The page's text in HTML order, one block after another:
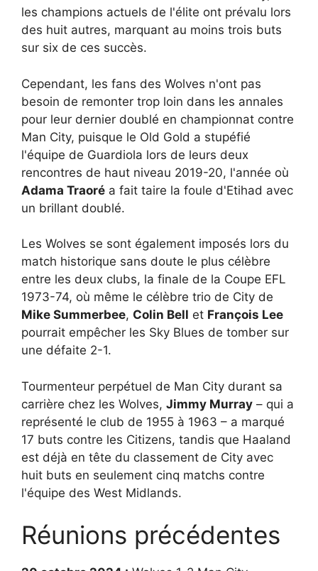
les champions actuels de l'élite ont prévalu lors
des huit autres, marquant au moins trois buts
sur six de ces succès.
Cependant, les fans des Wolves n'ont pas
besoin de remonter trop loin dans les annales
pour leur dernier doublé en championnat contre
Man City, puisque le Old Gold a stupéfié
l'équipe de Guardiola lors de leurs deux
rencontres de haut niveau 2019-20, l'année où
Adama Traoré a fait taire la foule d'Etihad avec
un brillant doublé.
Les Wolves se sont également imposés lors du
match historique sans doute le plus célèbre
entre les deux clubs, la finale de la Coupe EFL
1973-74, où même le célèbre trio de City de
Mike Summerbee, Colin Bell et François Lee
pourrait empêcher les Sky Blues de tomber sur
une défaite 2-1.
Tourmenteur perpétuel de Man City durant sa
carrière chez les Wolves, Jimmy Murray – qui a
représenté le club de 1955 à 1963 – a marqué
17 buts contre les Citizens, tandis que Haaland
est déjà en tête du classement de City avec
huit buts en seulement cinq matchs contre
l'équipe des West Midlands.
Réunions précédentes